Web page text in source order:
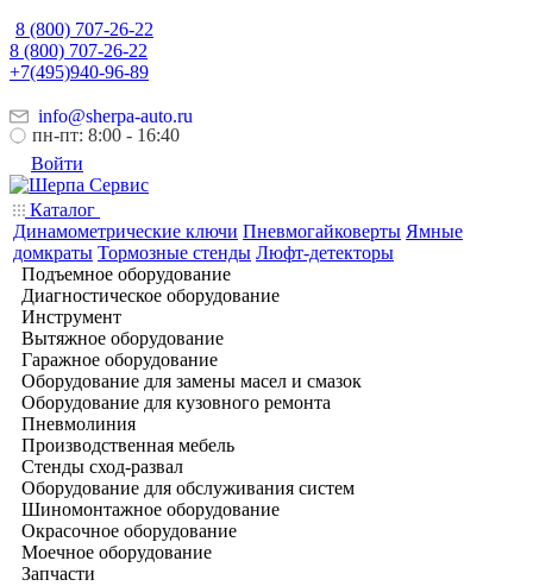
8 (800) 707-26-22
8 (800) 707-26-22
+7(495)940-96-89
info@sherpa-auto.ru
пн-пт: 8:00 - 16:40
Войти
Каталог
Динамометрические ключи Пневмогайковерты Ямные
домкраты Тормозные стенды Люфт-детекторы
Подъемное оборудование
Диагностическое оборудование
Инструмент
Вытяжное оборудование
Гаражное оборудование
Оборудование для замены масел и смазок
Оборудование для кузовного ремонта
Пневмолиния
Производственная мебель
Стенды сход-развал
Оборудование для обслуживания систем
Шиномонтажное оборудование
Окрасочное оборудование
Моечное оборудование
Запчасти